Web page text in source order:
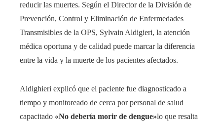
reducir las muertes. Según el Director de la División de
Prevención, Control y Eliminación de Enfermedades
Transmisibles de la OPS, Sylvain Aldigieri, la atención
médica oportuna y de calidad puede marcar la diferencia
entre la vida y la muerte de los pacientes afectados.
Aldighieri explicó que el paciente fue diagnosticado a
tiempo y monitoreado de cerca por personal de salud
capacitado «No debería morir de dengue»lo que resalta